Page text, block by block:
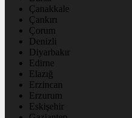
Çanakkale
Çankırı
Çorum
Denizli
Diyarbakır
Edirne
Elazığ
Erzincan
Erzurum
Eskişehir